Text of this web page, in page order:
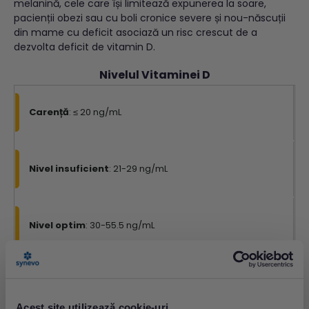
melanină, cele care își limitează expunerea la soare,
pacienții obezi sau cu boli cronice severe și nou-născuții
din mame cu deficit asociază un risc crescut de a
dezvolta deficit de vitamin D.
Nivelul Vitaminei D
Carență: ≤ 20 ng/mL
Nivel insuficient: 21-29 ng/mL
Nivel optim: 30-55.5 ng/mL
Cauze ale deficitului de vitamina D:
aport alimentar inadecvat;